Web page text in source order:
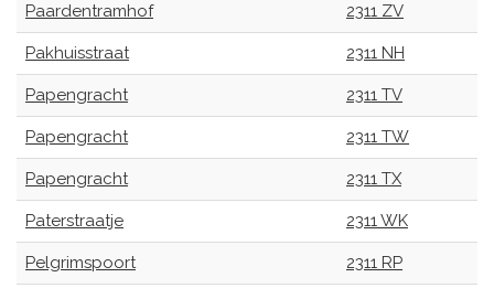
Paardentramhof 2311 ZV
Pakhuisstraat 2311 NH
Papengracht 2311 TV
Papengracht 2311 TW
Papengracht 2311 TX
Paterstraatje 2311 WK
Pelgrimspoort 2311 RP